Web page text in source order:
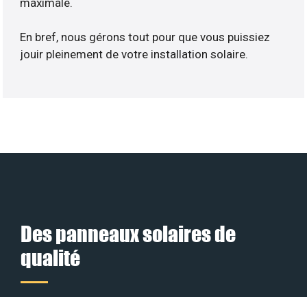
maximale.
En bref, nous gérons tout pour que vous puissiez
jouir pleinement de votre installation solaire.
Des panneaux solaires de
qualité